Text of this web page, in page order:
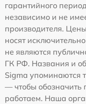
гарантийного
независимо и не
производителя.
носят
не являются
ГК РФ. Названия и
Sigma упоминаются
— чтобы обозначить
работаем. Наша